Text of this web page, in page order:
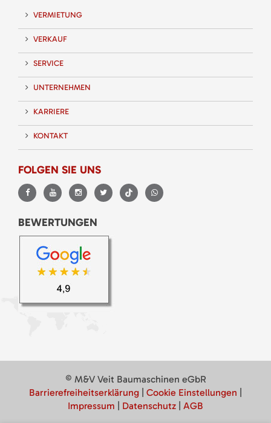
VERMIETUNG
VERKAUF
SERVICE
UNTERNEHMEN
KARRIERE
KONTAKT
FOLGEN SIE UNS
BEWERTUNGEN
© M&V Veit Baumaschinen eGbR
Barrierefreiheitserklärung
Cookie Einstellungen
Impressum
Datenschutz AGB